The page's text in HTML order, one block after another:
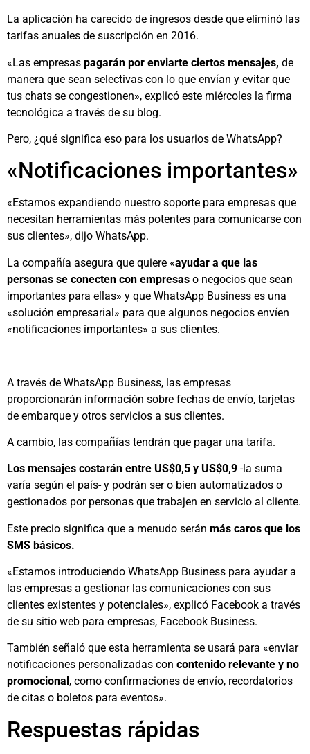
La aplicación ha carecido de ingresos desde que eliminó las
tarifas anuales de suscripción en 2016.
«Las empresas pagarán por enviarte ciertos mensajes, de
manera que sean selectivas con lo que envían y evitar que
tus chats se congestionen», explicó este miércoles la firma
tecnológica a través de su blog.
Pero, ¿qué significa eso para los usuarios de WhatsApp?
«Notificaciones importantes»
«Estamos expandiendo nuestro soporte para empresas que
necesitan herramientas más potentes para comunicarse con
sus clientes», dijo WhatsApp.
La compañía asegura que quiere «ayudar a que las
personas se conecten con empresas o negocios que sean
importantes para ellas» y que WhatsApp Business es una
«solución empresarial» para que algunos negocios envíen
«notificaciones importantes» a sus clientes.
A través de WhatsApp Business, las empresas
proporcionarán información sobre fechas de envío, tarjetas
de embarque y otros servicios a sus clientes.
A cambio, las compañías tendrán que pagar una tarifa.
Los mensajes costarán entre US$0,5 y US$0,9 -la suma
varía según el país- y podrán ser o bien automatizados o
gestionados por personas que trabajen en servicio al cliente.
Este precio significa que a menudo serán más caros que los
SMS básicos.
«Estamos introduciendo WhatsApp Business para ayudar a
las empresas a gestionar las comunicaciones con sus
clientes existentes y potenciales», explicó Facebook a través
de su sitio web para empresas, Facebook Business.
También señaló que esta herramienta se usará para «enviar
notificaciones personalizadas con contenido relevante y no
promocional , como confirmaciones de envío, recordatorios
de citas o boletos para eventos».
Respuestas rápidas